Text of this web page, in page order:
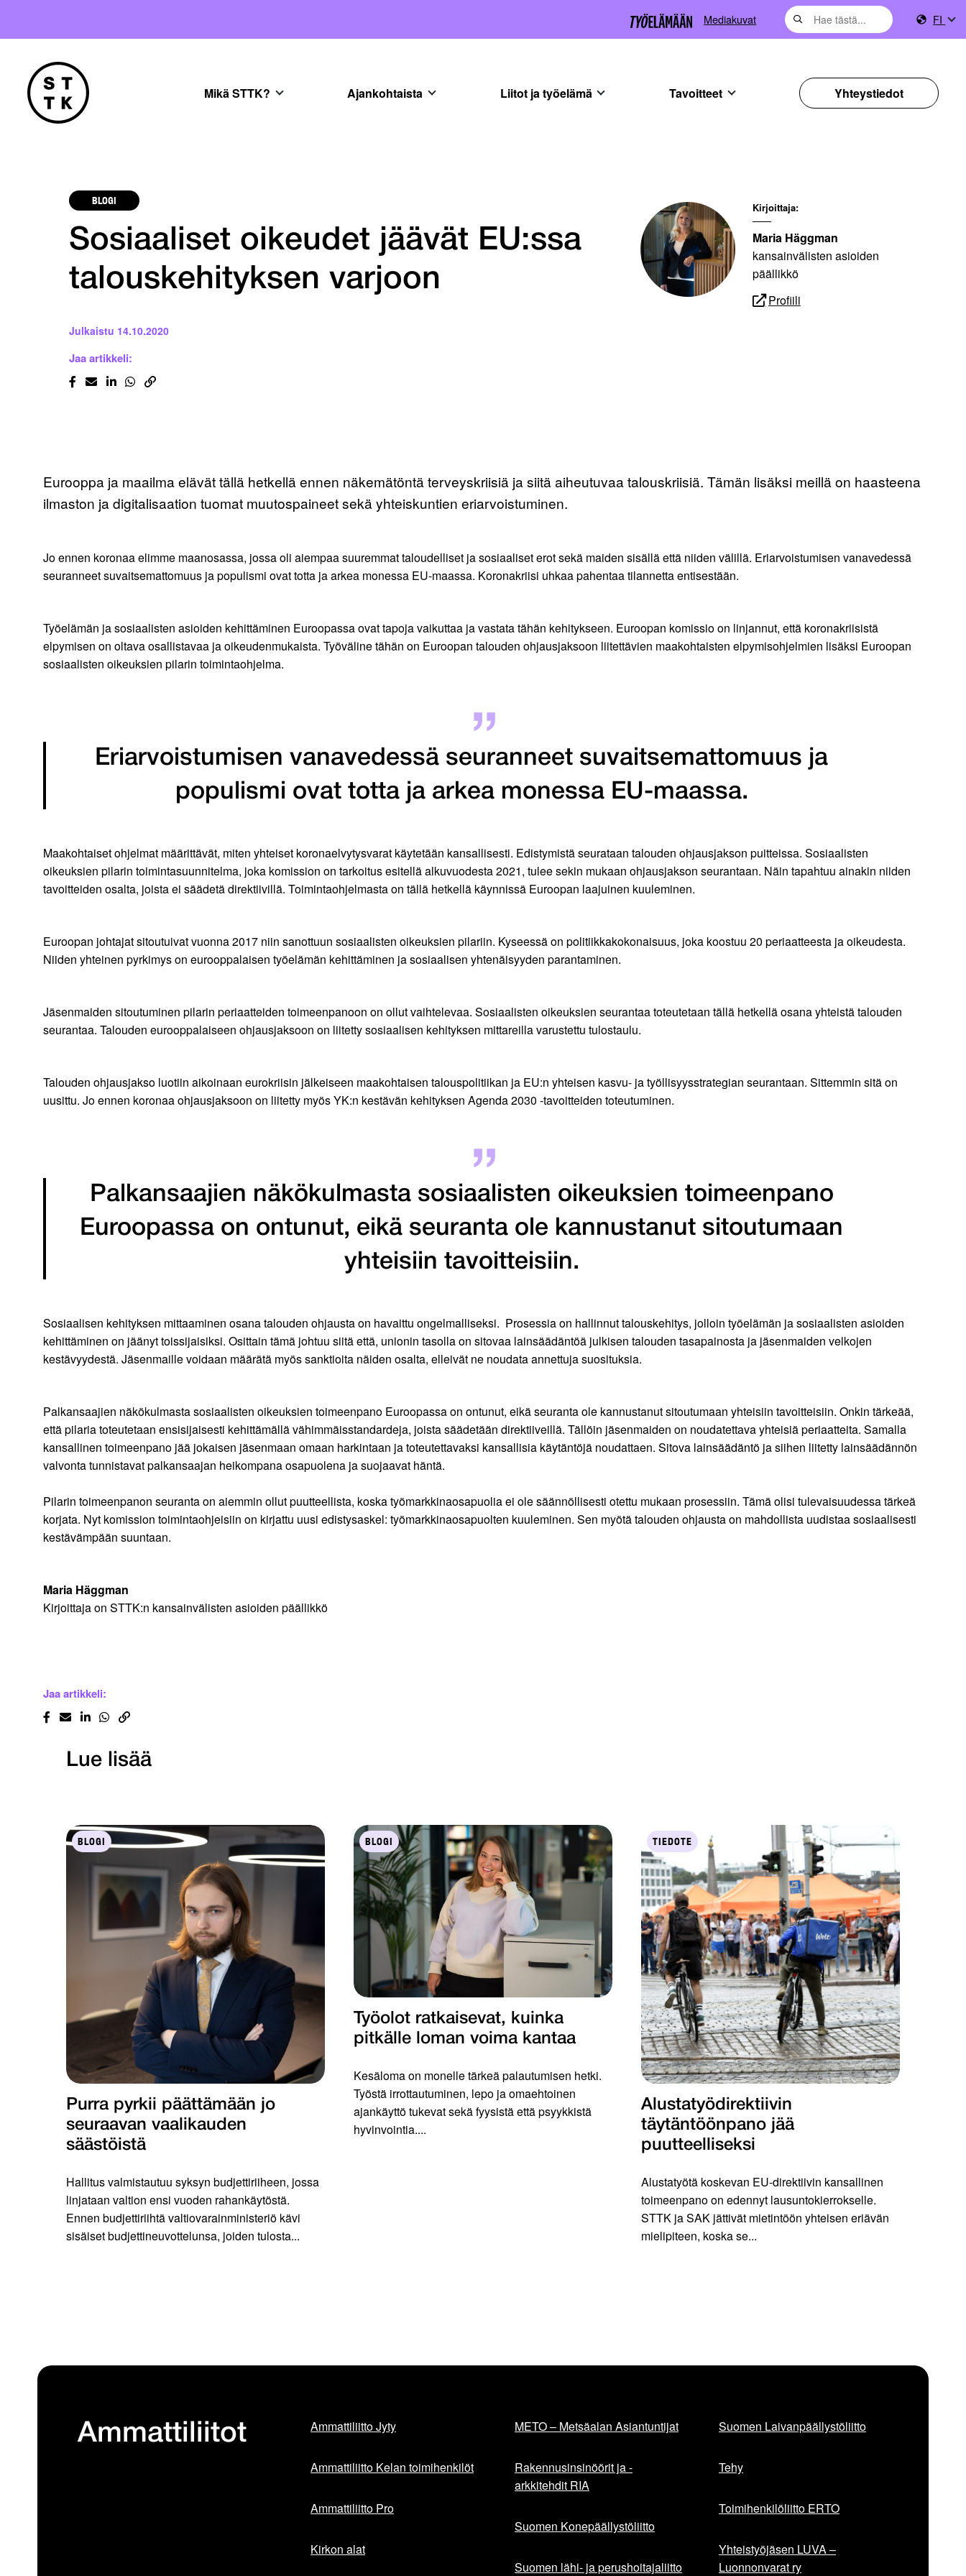
Mediakuvat FI
Mikä STTK? Ajankohtaista Liitot ja työelämä Tavoitteet Yhteystiedot
BLOGI
Sosiaaliset oikeudet jäävät EU:ssa
talouskehityksen varjoon
Julkaistu 14.10.2020
Kirjoittaja:
Maria Häggman
kansainvälisten asioiden
päällikkö
Profiili
Jaa artikkeli:
Eurooppa ja maailma elävät tällä hetkellä ennen näkemätöntä terveyskriisiä ja siitä aiheutuvaa talouskriisiä. Tämän lisäksi meillä on haasteena
ilmaston ja digitalisaation tuomat muutospaineet sekä yhteiskuntien eriarvoistuminen.
Jo ennen koronaa elimme maanosassa, jossa oli aiempaa suuremmat taloudelliset ja sosiaaliset erot sekä maiden sisällä että niiden välillä. Eriarvoistumisen vanavedessä
seuranneet suvaitsemattomuus ja populismi ovat totta ja arkea monessa EU-maassa. Koronakriisi uhkaa pahentaa tilannetta entisestään.
Työelämän ja sosiaalisten asioiden kehittäminen Euroopassa ovat tapoja vaikuttaa ja vastata tähän kehitykseen. Euroopan komissio on linjannut, että koronakriisistä
elpymisen on oltava osallistavaa ja oikeudenmukaista. Työväline tähän on Euroopan talouden ohjausjaksoon liitettävien maakohtaisten elpymisohjelmien lisäksi Euroopan
sosiaalisten oikeuksien pilarin toimintaohjelma.
Eriarvoistumisen vanavedessä seuranneet suvaitsemattomuus ja
populismi ovat totta ja arkea monessa EU-maassa.
Maakohtaiset ohjelmat määrittävät, miten yhteiset koronaelvytysvarat käytetään kansallisesti. Edistymistä seurataan talouden ohjausjakson puitteissa. Sosiaalisten
oikeuksien pilarin toimintasuunnitelma, joka komission on tarkoitus esitellä alkuvuodesta 2021, tulee sekin mukaan ohjausjakson seurantaan. Näin tapahtuu ainakin niiden
tavoitteiden osalta, joista ei säädetä direktiivillä. Toimintaohjelmasta on tällä hetkellä käynnissä Euroopan laajuinen kuuleminen.
Euroopan johtajat sitoutuivat vuonna 2017 niin sanottuun sosiaalisten oikeuksien pilariin. Kyseessä on politiikkakokonaisuus, joka koostuu 20 periaatteesta ja oikeudesta.
Niiden yhteinen pyrkimys on eurooppalaisen työelämän kehittäminen ja sosiaalisen yhtenäisyyden parantaminen.
Jäsenmaiden sitoutuminen pilarin periaatteiden toimeenpanoon on ollut vaihtelevaa. Sosiaalisten oikeuksien seurantaa toteutetaan tällä hetkellä osana yhteistä talouden
seurantaa. Talouden eurooppalaiseen ohjausjaksoon on liitetty sosiaalisen kehityksen mittareilla varustettu tulostaulu.
Talouden ohjausjakso luotiin aikoinaan eurokriisin jälkeiseen maakohtaisen talouspolitiikan ja EU:n yhteisen kasvu- ja työllisyysstrategian seurantaan. Sittemmin sitä on
uusittu. Jo ennen koronaa ohjausjaksoon on liitetty myös YK:n kestävän kehityksen Agenda 2030 -tavoitteiden toteutuminen.
Palkansaajien näkökulmasta sosiaalisten oikeuksien toimeenpano
Euroopassa on ontunut, eikä seuranta ole kannustanut sitoutumaan
yhteisiin tavoitteisiin.
Sosiaalisen kehityksen mittaaminen osana talouden ohjausta on havaittu ongelmalliseksi. Prosessia on hallinnut talouskehitys, jolloin työelämän ja sosiaalisten asioiden
kehittäminen on jäänyt toissijaisiksi. Osittain tämä johtuu siitä että, unionin tasolla on sitovaa lainsäädäntöä julkisen talouden tasapainosta ja jäsenmaiden velkojen
kestävyydestä. Jäsenmaille voidaan määrätä myös sanktioita näiden osalta, elleivät ne noudata annettuja suosituksia.
Palkansaajien näkökulmasta sosiaalisten oikeuksien toimeenpano Euroopassa on ontunut, eikä seuranta ole kannustanut sitoutumaan yhteisiin tavoitteisiin. Onkin tärkeää,
että pilaria toteutetaan ensisijaisesti kehittämällä vähimmäisstandardeja, joista säädetään direktiiveillä. Tällöin jäsenmaiden on noudatettava yhteisiä periaatteita. Samalla
kansallinen toimeenpano jää jokaisen jäsenmaan omaan harkintaan ja toteutettavaksi kansallisia käytäntöjä noudattaen. Sitova lainsäädäntö ja siihen liitetty lainsäädännön
valvonta tunnistavat palkansaajan heikompana osapuolena ja suojaavat häntä.
Pilarin toimeenpanon seuranta on aiemmin ollut puutteellista, koska työmarkkinaosapuolia ei ole säännöllisesti otettu mukaan prosessiin. Tämä olisi tulevaisuudessa tärkeä
korjata. Nyt komission toimintaohjeisiin on kirjattu uusi edistysaskel: työmarkkinaosapuolten kuuleminen. Sen myötä talouden ohjausta on mahdollista uudistaa sosiaalisesti
kestävämpään suuntaan.
Maria Häggman
Kirjoittaja on STTK:n kansainvälisten asioiden päällikkö
Jaa artikkeli:
Lue lisää
BLOGI
Purra pyrkii päättämään jo
seuraavan vaalikauden
säästöistä
Hallitus valmistautuu syksyn budjettiriiheen, jossa
linjataan valtion ensi vuoden rahankäytöstä.
Ennen budjettiriihtä valtiovarainministeriö kävi
sisäiset budjettineuvottelunsa, joiden tulosta...
BLOGI
Työolot ratkaisevat, kuinka
pitkälle loman voima kantaa
Kesäloma on monelle tärkeä palautumisen hetki.
Työstä irrottautuminen, lepo ja omaehtoinen
ajankäyttö tukevat sekä fyysistä että psyykkistä
hyvinvointia....
TIEDOTE
Alustatyödirektiivin
täytäntöönpano jää
puutteelliseksi
Alustatyötä koskevan EU-direktiivin kansallinen
toimeenpano on edennyt lausuntokierrokselle.
STTK ja SAK jättivät mietintöön yhteisen eriävän
mielipiteen, koska se...
Ammattiliitot Ammattiliitto Jyty
Ammattiliitto Kelan toimihenkilöt
Ammattiliitto Pro
Kirkon alat
METO – Metsäalan Asiantuntijat
Rakennusinsinöörit ja -
arkkitehdit RIA
Suomen Konepäällystöliitto
Suomen lähi- ja perushoitajaliitto
Suomen Laivanpäällystöliitto
Tehy
Toimihenkilöliitto ERTO
Yhteistyöjäsen LUVA –
Luonnonvarat ry